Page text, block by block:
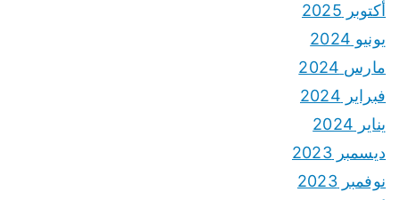
أكتوبر 2025
يونيو 2024
مارس 2024
فبراير 2024
يناير 2024
ديسمبر 2023
نوفمبر 2023